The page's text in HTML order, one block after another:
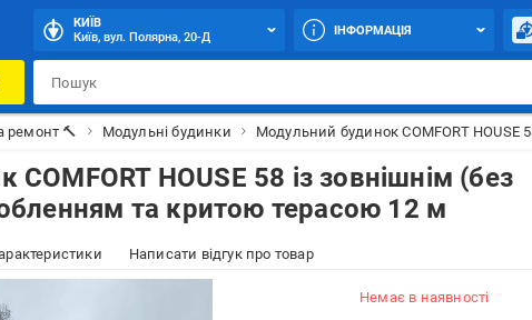
КИЇВ
Київ, вул. Полярна, 20-Д
ІНФОРМАЦІЯ
ремонт 🔨 Модульні будинки Модульний будинок COMFORT HOUSE
HOUSE 58 із зовнішнім (без
та критою терасою 12 м
Написати відгук про товар
Немає в наявності